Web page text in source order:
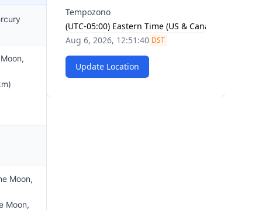
Moon,
Moon,
Tempozono
Aug 6, 2026, 12:51:41 DST
Update Location